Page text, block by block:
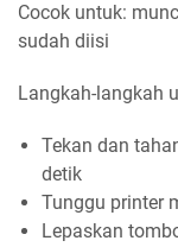
Cocok untuk:
sudah diisi
Langkah-langkah
Tekan dan
detik
Tunggu printer
Lepaskan